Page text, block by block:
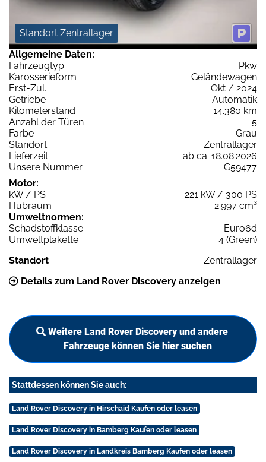
Standort Zentrallager
Allgemeine Daten:
Fahrzeugtyp
Pkw
Karosserieform
Geländewagen
Erst-Zul.
Okt / 2024
Getriebe
Automatik
Kilometerstand
14.380 km
Anzahl der Türen
5
Farbe
Grau
Standort
Zentrallager
Lieferzeit
ab ca. 18.08.2026
Unsere Nummer
G59477
Motor:
kW / PS
221 kW / 300 PS
Hubraum
2.997 cm³
Umweltnormen:
Schadstoffklasse
Euro6d
Umweltplakette
4 (Green)
Standort
Zentrallager
Details zum Land Rover Discovery anzeigen
Weitere Land Rover Discovery und andere
Fahrzeuge können Sie hier suchen
Stattdessen können Sie auch:
Land Rover Discovery in Hirschaid Kaufen oder leasen
Land Rover Discovery in Bamberg Kaufen oder leasen
Land Rover Discovery in Landkreis Bamberg Kaufen oder leasen